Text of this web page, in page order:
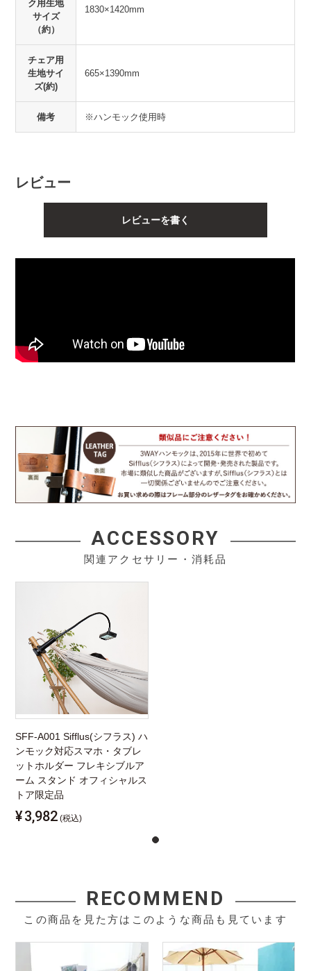
ク用生地
サイズ
（約）
1830×1420mm
チェア用
生地サイ
ズ(約)
665×1390mm
備考 ※ハンモック使用時
レビュー
レビューを書く
ACCESSORY
関連アクセサリー・消耗品
SFF-A001 Sifflus(シフラス) ハ
ンモック対応スマホ・タブレ
ットホルダー フレキシブルア
ーム スタンド オフィシャルス
トア限定品
¥3,982 (税込)
RECOMMEND
この商品を見た方はこのような商品も見ています